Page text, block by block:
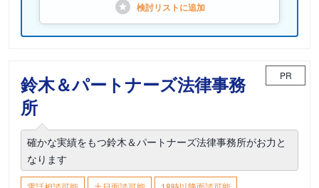
検討リストに追加
鈴木＆パートナーズ法律事務
所
PR
確かな実績をもつ鈴木＆パートナーズ法律事務所がお力と
なります